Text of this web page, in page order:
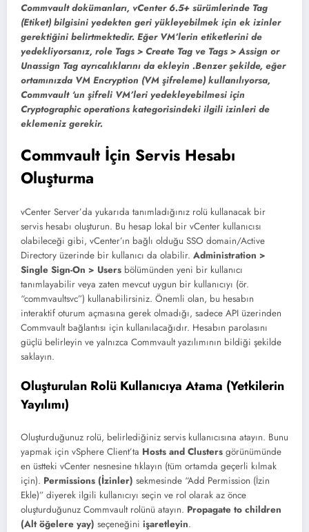
Commvault dokümanları, vCenter 6.5+ sürümlerinde Tag
(Etiket) bilgisini yedekten geri yükleyebilmek için ek izinler
gerektiğini belirtmektedir. Eğer VM’lerin etiketlerini de
yedekliyorsanız, role Tags > Create Tag ve Tags > Assign or
Unassign Tag ayrıcalıklarını da ekleyin .Benzer şekilde, eğer
ortamınızda VM Encryption (VM şifreleme) kullanılıyorsa,
Commvault ‘un şifreli VM’leri yedekleyebilmesi için
Cryptographic operations kategorisindeki ilgili izinleri de
eklemeniz gerekir.
Commvault İçin Servis Hesabı
Oluşturma
vCenter Server’da yukarıda tanımladığınız rolü kullanacak bir
servis hesabı oluşturun. Bu hesap lokal bir vCenter kullanıcısı
olabileceği gibi, vCenter’ın bağlı olduğu SSO domain/Active
Directory üzerinde bir kullanıcı da olabilir. Administration >
Single Sign-On > Users bölümünden yeni bir kullanıcı
tanımlayabilir veya zaten mevcut uygun bir kullanıcıyı (ör.
“commvaultsvc”) kullanabilirsiniz. Önemli olan, bu hesabın
interaktif oturum açmasına gerek olmadığı, sadece API üzerinden
Commvault bağlantısı için kullanılacağıdır. Hesabın parolasını
güçlü belirleyin ve yalnızca Commvault yazılımının bildiği şekilde
saklayın.
Oluşturulan Rolü Kullanıcıya Atama (Yetkilerin
Yayılımı)
Oluşturduğunuz rolü, belirlediğiniz servis kullanıcısına atayın. Bunu
yapmak için vSphere Client’ta Hosts and Clusters görünümünde
en üstteki vCenter nesnesine tıklayın (tüm ortamda geçerli kılmak
için). Permissions (İzinler) sekmesinde “Add Permission (İzin
Ekle)” diyerek ilgili kullanıcıyı seçin ve rol olarak az önce
oluşturduğunuz Commvault rolünü atayın. Propagate to children
(Alt öğelere yay) seçeneğini işaretleyin.